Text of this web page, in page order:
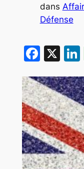
dans
Défense
X